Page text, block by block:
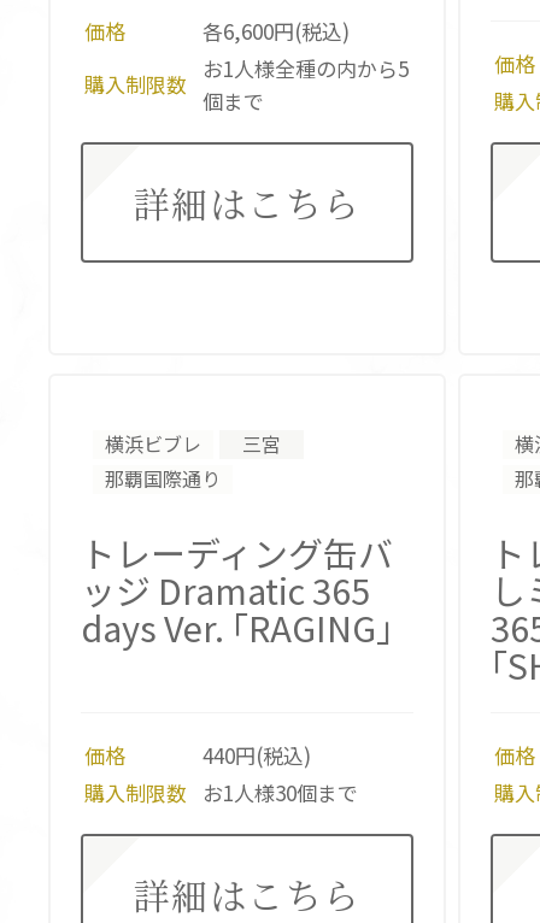
価格
各6,600円(税込)
購入制限数
お1人様全種の内から5
個まで
詳細はこちら
価格
購
横浜ビブレ
三宮
那覇国際通り
トレーディング缶バ
ッジ Dramatic 365
days Ver. ｢RAGING｣
価格
440円(税込)
購入制限数
お1人様30個まで
詳細はこちら
横
那
｢
価格
購